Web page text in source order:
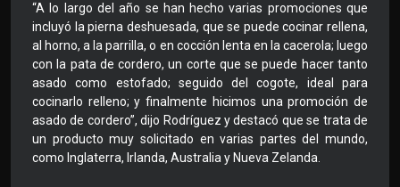
“A lo largo del año se han hecho varias promociones que
incluyó la pierna deshuesada, que se puede cocinar rellena,
al horno, a la parrilla, o en cocción lenta en la cacerola; luego
con la pata de cordero, un corte que se puede hacer tanto
asado como estofado; seguido del cogote, ideal para
cocinarlo relleno; y finalmente hicimos una promoción de
asado de cordero”, dijo Rodríguez y destacó que se trata de
un producto muy solicitado en varias partes del mundo,
como Inglaterra, Irlanda, Australia y Nueva Zelanda.